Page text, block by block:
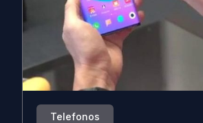
Telefonos